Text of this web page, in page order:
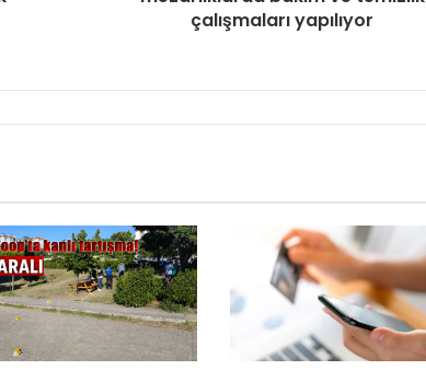
çalışmaları yapılıyor